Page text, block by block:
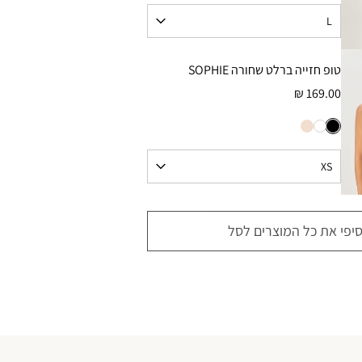
טופ חזייה ברלט שחורה SOPHIE
169.00 ₪
את כל המוצרים לסל